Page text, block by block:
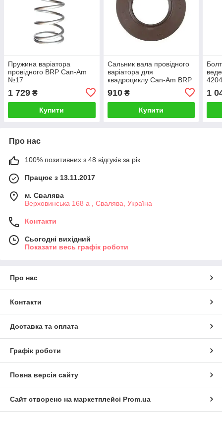
Пружина варіатора
провідного BRP Can-Am
№17
1 729 ₴
Купити
Сальник вала провідного
варіатора для
квадроциклу Can-Am BRP
910₴
Купити
1
Про нас
100% позитивних з 48 відгуків за рік
Працює з 13.11.2017
м. Свалява
Верховинська 168 а , Свалява, Україна
Контакти
Сьогодні вихідний
Показати весь графік роботи
Про нас
Контакти
Доставка та оплата
Графік роботи
Повна версія сайту
Сайт створено на маркетплейсі Prom.ua